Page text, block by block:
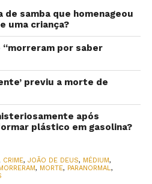
samba que homenageou
uma criança?
por saber
previu a morte de
após
plástico em gasolina?
CRIME, JOÃO DE DEUS, MÉDIUM,
MORRERAM, MORTE, PARANORMAL,